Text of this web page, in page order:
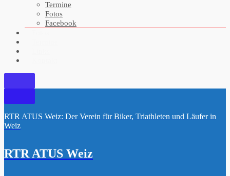
Termine
Fotos
Facebook
RTR ATUS Weiz: Der Verein für Biker, Triathleten und Läufer in
Weiz
RTR ATUS Weiz